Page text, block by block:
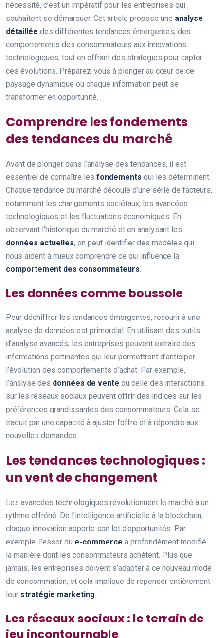
nécessité, c’est un impératif pour les entreprises qui
souhaitent se démarquer. Cet article propose une analyse
détaillée des différentes tendances émergentes, des
comportements des consommateurs aux innovations
technologiques, tout en offrant des stratégies pour capter
ces évolutions. Préparez-vous à plonger au cœur de ce
paysage dynamique où chaque information peut se
transformer en opportunité.
Comprendre les fondements
des tendances du marché
Avant de plonger dans l’analyse des tendances, il est
essentiel de connaître les fondements qui les déterminent.
Chaque tendance du marché découle d’une série de facteurs,
notamment les changements sociétaux, les avancées
technologiques et les fluctuations économiques. En
observant l’historique du marché et en analysant les
données actuelles, on peut identifier des modèles qui
nous aident à mieux comprendre ce qui influence la
comportement des consommateurs.
Les données comme boussole
Pour déchiffrer les tendances émergentes, recourir à une
analyse de données est primordial. En utilisant des outils
d’analyse avancés, les entreprises peuvent extraire des
informations pertinentes qui leur permettront d’anticiper
l’évolution des comportements d’achat. Par exemple,
l’analyse des données de vente ou celle des interactions
sur les réseaux sociaux peuvent offrir des indices sur les
préférences grandissantes des consommateurs. Cela se
traduit par une capacité à ajuster l’offre et à répondre aux
nouvelles demandes.
Les tendances technologiques :
un vent de changement
Les avancées technologiques révolutionnent le marché à un
rythme effréné. De l’intelligence artificielle à la blockchain,
chaque innovation apporte son lot d’opportunités. Par
exemple, l’essor du e-commerce a profondément modifié
la manière dont les consommateurs achètent. Plus que
jamais, les entreprises doivent s’adapter à ce nouveau mode
de consommation, et cela implique de repenser entièrement
leur stratégie marketing.
Les réseaux sociaux : le terrain de
jeu incontournable